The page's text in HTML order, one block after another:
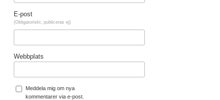
E-post
(Obligatoriskt, publiceras ej)
Webbplats
Meddela mig om nya
kommentarer via e-post.